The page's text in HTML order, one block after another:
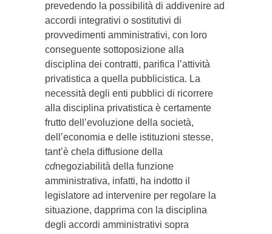
prevedendo la possibilità di addivenire ad
accordi integrativi o sostitutivi di
provvedimenti amministrativi, con loro
conseguente sottoposizione alla
disciplina dei contratti, parifica l’attività
privatistica a quella pubblicistica. La
necessità degli enti pubblici di ricorrere
alla disciplina privatistica è certamente
frutto dell’evoluzione della società,
dell’economia e delle istituzioni stesse,
tant’è chela diffusione della
cdnegoziabilità della funzione
amministrativa, infatti, ha indotto il
legislatore ad intervenire per regolare la
situazione, dapprima con la disciplina
degli accordi amministrativi sopra